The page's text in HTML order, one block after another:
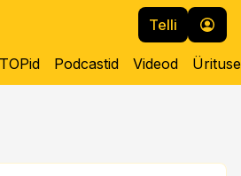
Telli
TOPid Podcastid Videod